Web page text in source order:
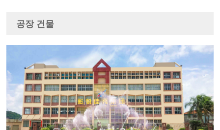
공장 건물